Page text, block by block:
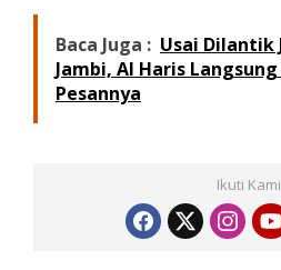
Baca Juga : Usai Dilantik
Jambi, Al Haris
Pesannya
Ikuti Kami